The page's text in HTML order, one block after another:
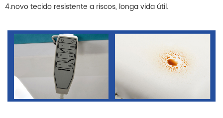
4.novo tecido resistente a riscos, longa vida útil.